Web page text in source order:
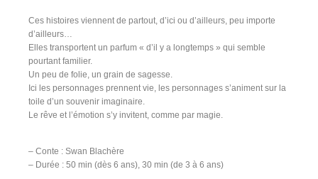
Ces histoires viennent de partout, d’ici ou d’ailleurs, peu importe
d’ailleurs…
Elles transportent un parfum « d’il y a longtemps » qui semble
pourtant familier.
Un peu de folie, un grain de sagesse.
Ici les personnages prennent vie, les personnages s’animent sur la
toile d’un souvenir imaginaire.
Le rêve et l’émotion s’y invitent, comme par magie.
– Conte : Swan Blachère
– Durée : 50 min (dès 6 ans), 30 min (de 3 à 6 ans)